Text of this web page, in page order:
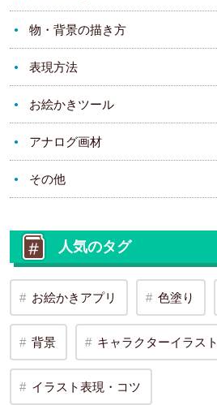
物・背景の描き方
表現方法
お絵かきツール
アナログ画材
その他
人気のタグ
お絵かきアプリ 色塗り
背景 キャラクターイラスト
イラスト表現・コツ